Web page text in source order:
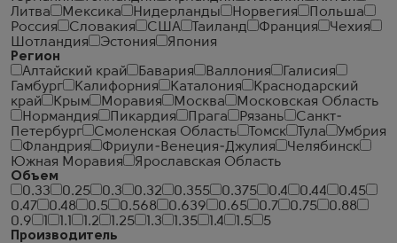
Литва
Мексика Нидерланды Норвегия
Польша
Россия
Словакия США Таиланд Франция
Чехия
Шотландия
Эстония
Япония
Регион
Алтайский край
Бавария Валлония
Галисия
Гамбург
Калифорния Каталония
Краснодарский
край
Крым Моравия Москва
Московская Область
Нормандия
Пикардия Прага Рязань
Санкт-
Петербург
Смоленская Область Томск Тула
Умбрия
Фландрия
Фриули-Венеция-Джулия
Челябинск
Южная Моравия
Ярославская Область
Объем
0.33
0.25 0.3 0.32 0.355 0.375 0.4 0.44
0.45
0.47
0.48 0.5 0.568 0.639 0.65 0.7 0.75
0.88
0.9
1.1 1.2 1.25 1.3 1.35 1.4 1.5
5
Производитель